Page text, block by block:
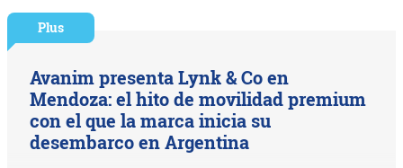
Plus
Avanim presenta Lynk & Co en
Mendoza: el hito de movilidad premium
con el que la marca inicia su
desembarco en Argentina